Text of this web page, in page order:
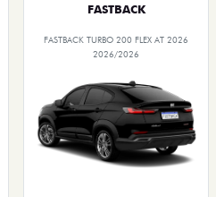
FASTBACK
FASTBACK TURBO 200 FLEX AT 2026
2026/2026